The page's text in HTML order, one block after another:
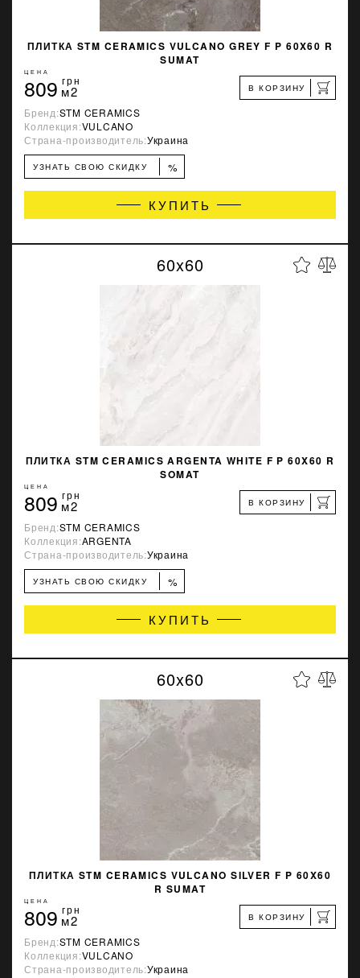
ПЛИТКА STM CERAMICS VULCANO GREY F P 60X60 R
SUMAT
ЦЕНА
809 грн
м2 В КОРЗИНУ
Бренд:STM CERAMICS
Коллекция:VULCANO
Страна-производитель:Украина
УЗНАТЬ СВОЮ СКИДКУ %
КУПИТЬ
60x60
ПЛИТКА STM CERAMICS ARGENTA WHITE F P 60X60 R
SOMAT
ЦЕНА
809 грн
м2 В КОРЗИНУ
Бренд:STM CERAMICS
Коллекция:ARGENTA
Страна-производитель:Украина
УЗНАТЬ СВОЮ СКИДКУ %
КУПИТЬ
60x60
ПЛИТКА STM CERAMICS VULCANO SILVER F P 60X60
R SUMAT
ЦЕНА
809 грн
м2 В КОРЗИНУ
Бренд:STM CERAMICS
Коллекция:VULCANO
Страна-производитель:Украина